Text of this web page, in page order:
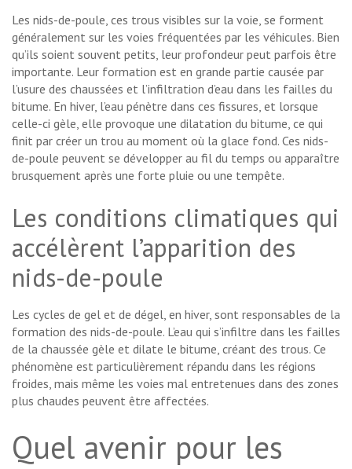
Les nids-de-poule, ces trous visibles sur la voie, se forment
généralement sur les voies fréquentées par les véhicules. Bien
qu’ils soient souvent petits, leur profondeur peut parfois être
importante. Leur formation est en grande partie causée par
l’usure des chaussées et l’infiltration d’eau dans les failles du
bitume. En hiver, l’eau pénètre dans ces fissures, et lorsque
celle-ci gèle, elle provoque une dilatation du bitume, ce qui
finit par créer un trou au moment où la glace fond. Ces nids-
de-poule peuvent se développer au fil du temps ou apparaître
brusquement après une forte pluie ou une tempête.
Les conditions climatiques qui
accélèrent l’apparition des
nids-de-poule
Les cycles de gel et de dégel, en hiver, sont responsables de la
formation des nids-de-poule. L’eau qui s’infiltre dans les failles
de la chaussée gèle et dilate le bitume, créant des trous. Ce
phénomène est particulièrement répandu dans les régions
froides, mais même les voies mal entretenues dans des zones
plus chaudes peuvent être affectées.
Quel avenir pour les